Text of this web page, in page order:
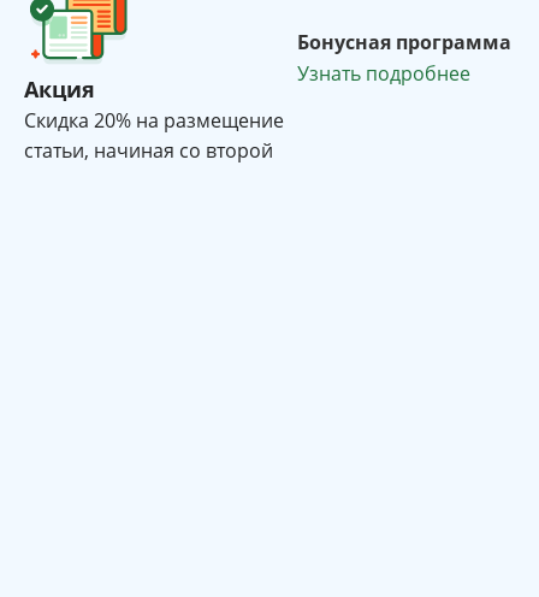
Акция
Cкидка 20% на размещение
статьи, начиная со второй
Бонусная программа
Узнать подробнее